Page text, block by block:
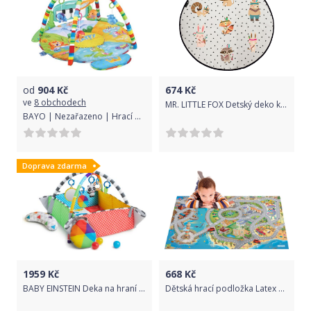
od 904Kč
ve 8 obchodech
BAYO | Nezařazeno | Hrací deka s piánkem Bayo Safari | Multicolor |
674Kč
MR. LITTLE FOX Detský deko koberček Indians
Doprava zdarma
1959 Kč
BABY EINSTEIN Deka na hraní 5v1 Patch's Color Playspace
668 Kč
Dětská hrací podložka Latex Pobřeží 100x150 cm